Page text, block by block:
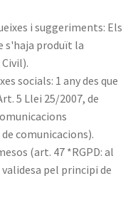
i suggeriments: Els
s'haja produït la
socials: 1 any des que
5 Llei 25/2007, de
comunicacions).
(art. 47 *RGPD: al
pel principi de